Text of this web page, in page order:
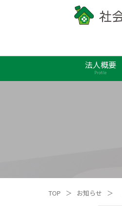
法人概要
Profile
TOP ＞ お知らせ ＞